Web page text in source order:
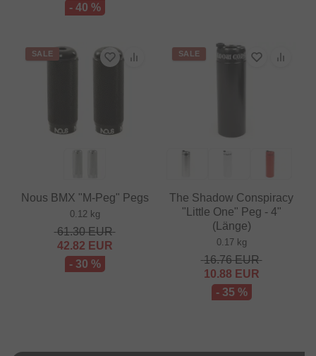
- 40 %
SALE
Nous BMX "M-Peg" Pegs
0.12 kg
61.30EUR
42.82 EUR
- 30 %
SALE
The Shadow Conspiracy
"Little One" Peg - 4"
(Länge)
0.17 kg
16.76EUR
10.88 EUR
- 35 %